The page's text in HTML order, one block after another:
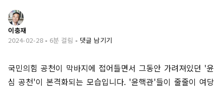
이충재
2024-02-28 - 6분 걸림 - 댓글 남기기
국민의힘 공천이 막바지에 접어들면서 그동안 가려져있던 '윤
심 공천'이 본격화되는 모습입니다. '윤핵관'들이 줄줄이 여당